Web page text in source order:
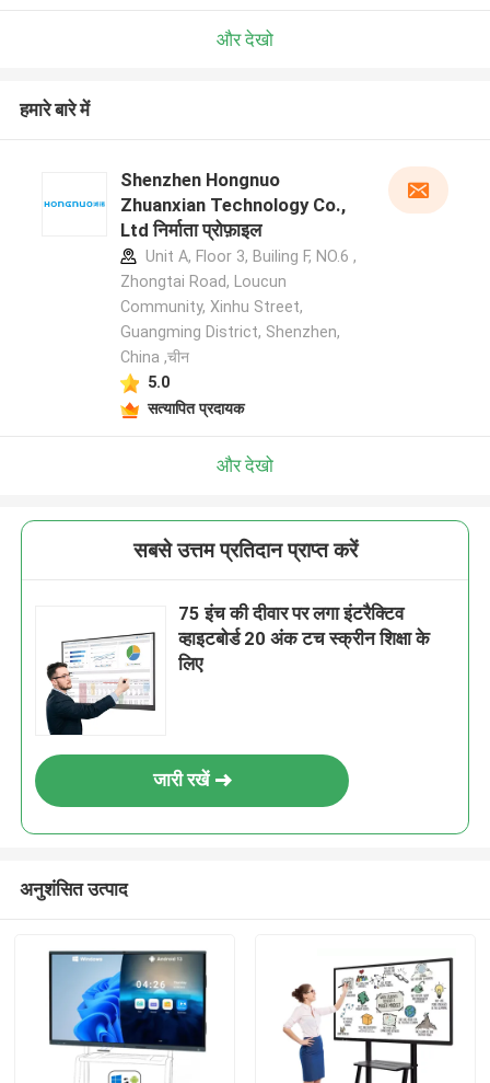
और देखो
हमारे बारे में
Shenzhen Hongnuo
Zhuanxian Technology Co.,
Ltd निर्माता प्रोफ़ाइल
Unit A, Floor 3, Builing F, NO.6 ,
Zhongtai Road, Loucun
Community, Xinhu Street,
Guangming District, Shenzhen,
China ,चीन
5.0
सत्यापित प्रदायक
और देखो
सबसे उत्तम प्रतिदान प्राप्त करें
75 इंच की दीवार पर लगा इंटरैक्टिव
व्हाइटबोर्ड 20 अंक टच स्क्रीन शिक्षा के
लिए
जारी रखें
अनुशंसित उत्पाद